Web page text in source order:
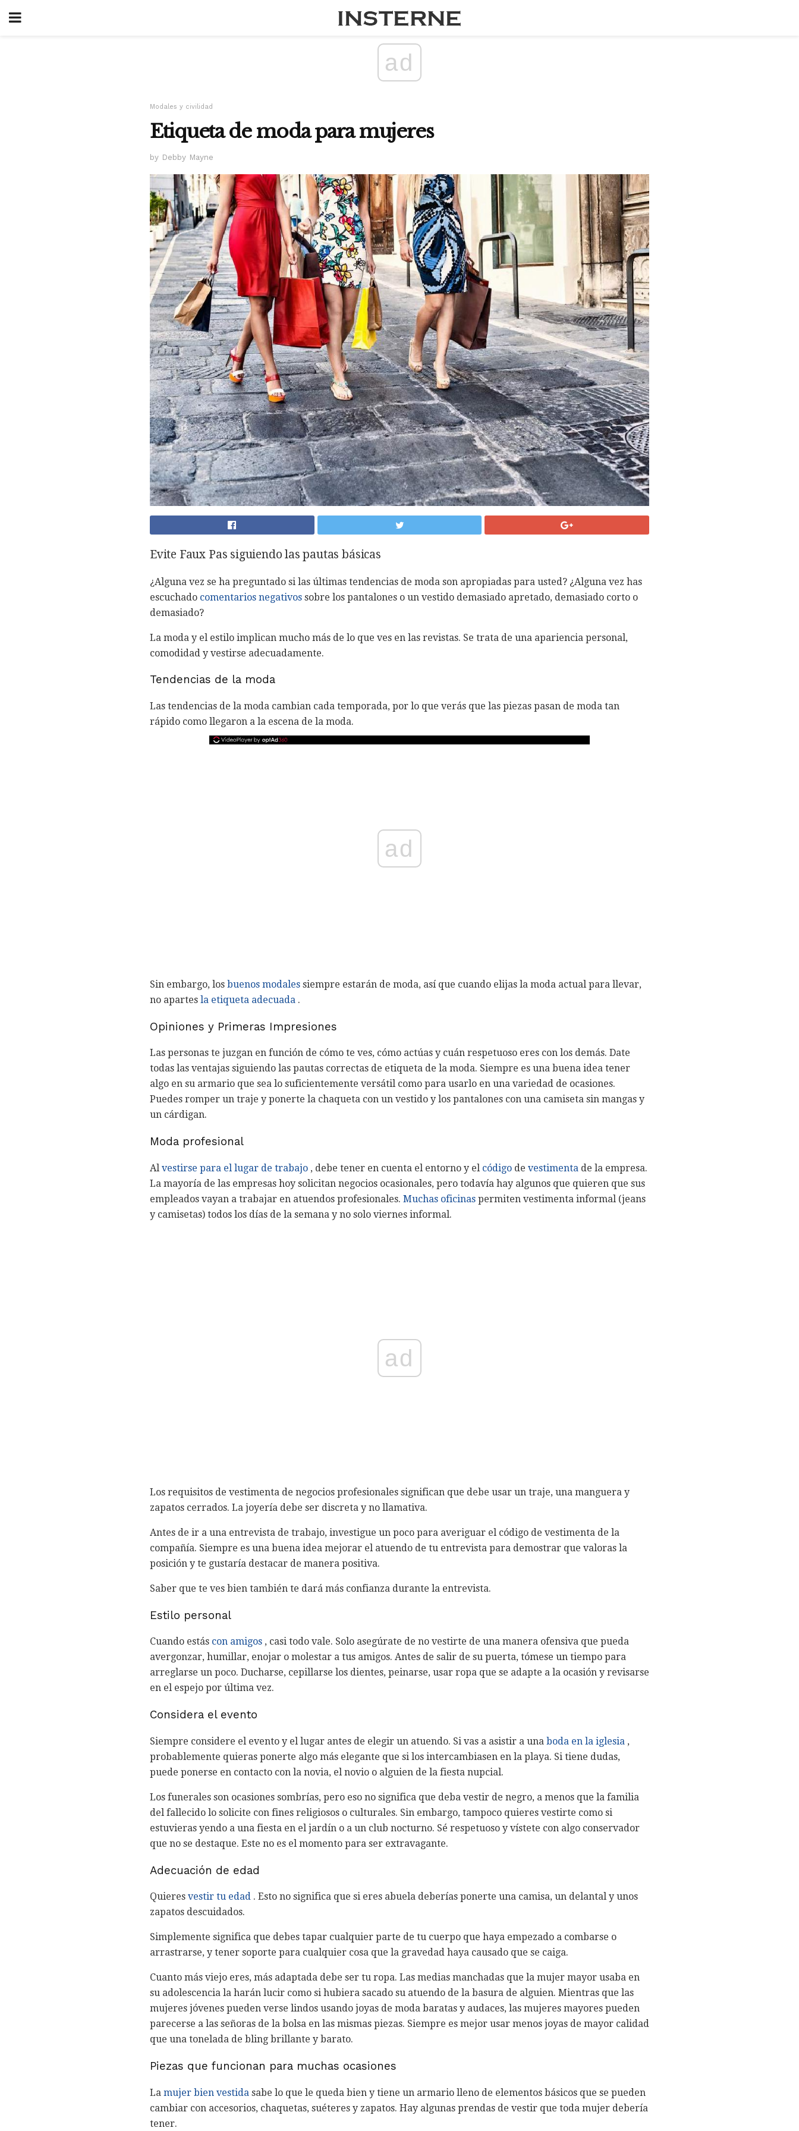
ad
Modales y civilidad
Etiqueta de moda para mujeres
by Debby Mayne
Evite Faux Pas siguiendo las pautas básicas
¿Alguna vez se ha preguntado si las últimas tendencias de moda son apropiadas para usted? ¿Alguna vez has
escuchado comentarios negativos sobre los pantalones o un vestido demasiado apretado, demasiado corto o
demasiado?
La moda y el estilo implican mucho más de lo que ves en las revistas. Se trata de una apariencia personal,
comodidad y vestirse adecuadamente.
Tendencias de la moda
Las tendencias de la moda cambian cada temporada, por lo que verás que las piezas pasan de moda tan
rápido como llegaron a la escena de la moda.
ad
Sin embargo, los buenos modales siempre estarán de moda, así que cuando elijas la moda actual para llevar,
no apartes la etiqueta adecuada .
Opiniones y Primeras Impresiones
Las personas te juzgan en función de cómo te ves, cómo actúas y cuán respetuoso eres con los demás. Date
todas las ventajas siguiendo las pautas correctas de etiqueta de la moda. Siempre es una buena idea tener
algo en su armario que sea lo suficientemente versátil como para usarlo en una variedad de ocasiones.
Puedes romper un traje y ponerte la chaqueta con un vestido y los pantalones con una camiseta sin mangas y
un cárdigan.
Moda profesional
Al vestirse para el lugar de trabajo , debe tener en cuenta el entorno y el código de vestimenta de la empresa.
La mayoría de las empresas hoy solicitan negocios ocasionales, pero todavía hay algunos que quieren que sus
empleados vayan a trabajar en atuendos profesionales. Muchas oficinas permiten vestimenta informal (jeans
y camisetas) todos los días de la semana y no solo viernes informal.
ad
Los requisitos de vestimenta de negocios profesionales significan que debe usar un traje, una manguera y
zapatos cerrados. La joyería debe ser discreta y no llamativa.
Antes de ir a una entrevista de trabajo, investigue un poco para averiguar el código de vestimenta de la
compañía. Siempre es una buena idea mejorar el atuendo de tu entrevista para demostrar que valoras la
posición y te gustaría destacar de manera positiva.
Saber que te ves bien también te dará más confianza durante la entrevista.
Estilo personal
Cuando estás con amigos , casi todo vale. Solo asegúrate de no vestirte de una manera ofensiva que pueda
avergonzar, humillar, enojar o molestar a tus amigos. Antes de salir de su puerta, tómese un tiempo para
arreglarse un poco. Ducharse, cepillarse los dientes, peinarse, usar ropa que se adapte a la ocasión y revisarse
en el espejo por última vez.
Considera el evento
Siempre considere el evento y el lugar antes de elegir un atuendo. Si vas a asistir a una boda en la iglesia ,
probablemente quieras ponerte algo más elegante que si los intercambiasen en la playa. Si tiene dudas,
puede ponerse en contacto con la novia, el novio o alguien de la fiesta nupcial.
Los funerales son ocasiones sombrías, pero eso no significa que deba vestir de negro, a menos que la familia
del fallecido lo solicite con fines religiosos o culturales. Sin embargo, tampoco quieres vestirte como si
estuvieras yendo a una fiesta en el jardín o a un club nocturno. Sé respetuoso y vístete con algo conservador
que no se destaque. Este no es el momento para ser extravagante.
Adecuación de edad
Quieres vestir tu edad . Esto no significa que si eres abuela deberías ponerte una camisa, un delantal y unos
zapatos descuidados.
Simplemente significa que debes tapar cualquier parte de tu cuerpo que haya empezado a combarse o
arrastrarse, y tener soporte para cualquier cosa que la gravedad haya causado que se caiga.
Cuanto más viejo eres, más adaptada debe ser tu ropa. Las medias manchadas que la mujer mayor usaba en
su adolescencia la harán lucir como si hubiera sacado su atuendo de la basura de alguien. Mientras que las
mujeres jóvenes pueden verse lindos usando joyas de moda baratas y audaces, las mujeres mayores pueden
parecerse a las señoras de la bolsa en las mismas piezas. Siempre es mejor usar menos joyas de mayor calidad
que una tonelada de bling brillante y barato.
Piezas que funcionan para muchas ocasiones
La mujer bien vestida sabe lo que le queda bien y tiene un armario lleno de elementos básicos que se pueden
cambiar con accesorios, chaquetas, suéteres y zapatos. Hay algunas prendas de vestir que toda mujer debería
tener.